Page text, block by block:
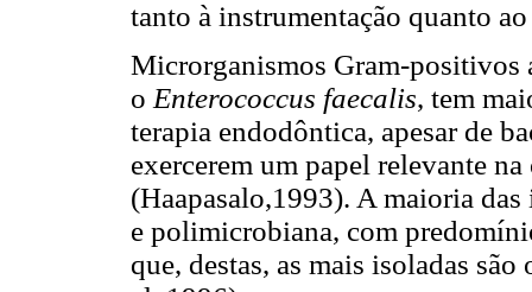
tanto à instrumentação quanto
Microrganismos Gram-positivos
o Enterococcus faecalis, tem
terapia endodôntica, apesar de
exercerem um papel relevante
(Haapasalo,1993). A maioria
e polimicrobiana, com
que, destas, as mais isoladas